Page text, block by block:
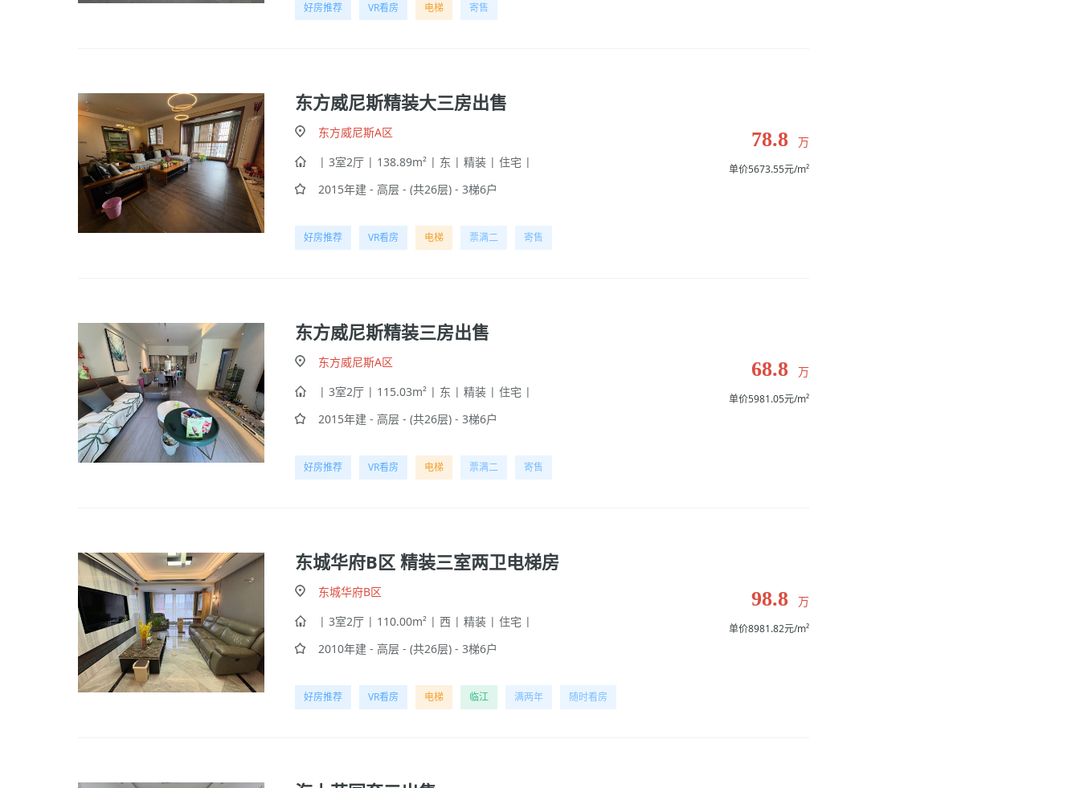
好房推荐 VR看房 电梯 寄售
东方威尼斯精装大三房出售
东方威尼斯A区
| 3室2厅 | 138.89m² | 东 | 精装 | 住宅 |
2015年建 - 高层 - (共26层) - 3梯6户
好房推荐 VR看房 电梯 票满二 寄售
78.8 万
单价5673.55元/m²
东方威尼斯精装三房出售
东方威尼斯A区
| 3室2厅 | 115.03m² | 东 | 精装 | 住宅 |
2015年建 - 高层 - (共26层) - 3梯6户
好房推荐 VR看房 电梯 票满二 寄售
68.8 万
单价5981.05元/m²
东城华府B区 精装三室两卫电梯房
东城华府B区
| 3室2厅 | 110.00m² | 西 | 精装 | 住宅 |
2010年建 - 高层 - (共26层) - 3梯6户
好房推荐 VR看房 电梯 临江 满两年 随时看房
98.8 万
单价8981.82元/m²